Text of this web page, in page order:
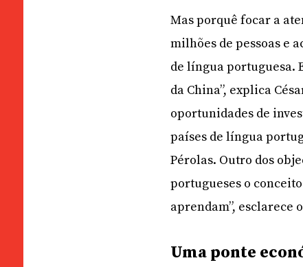
Mas porquê focar a
milhões de pessoas e
de língua portuguesa.
da China”, explica
oportunidades de
países de língua
Pérolas. Outro dos
portugueses o
aprendam”, esclarece
Uma ponte